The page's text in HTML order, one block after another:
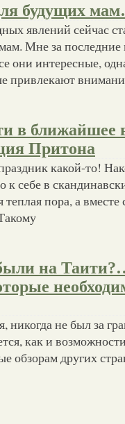
будущих
явлений сейчас
Мне за последние
они интересные,
привлекают
в ближайшее
Притона
какой-то!
к себе в
теплая пора, а
на
никогда не был за
как и
других